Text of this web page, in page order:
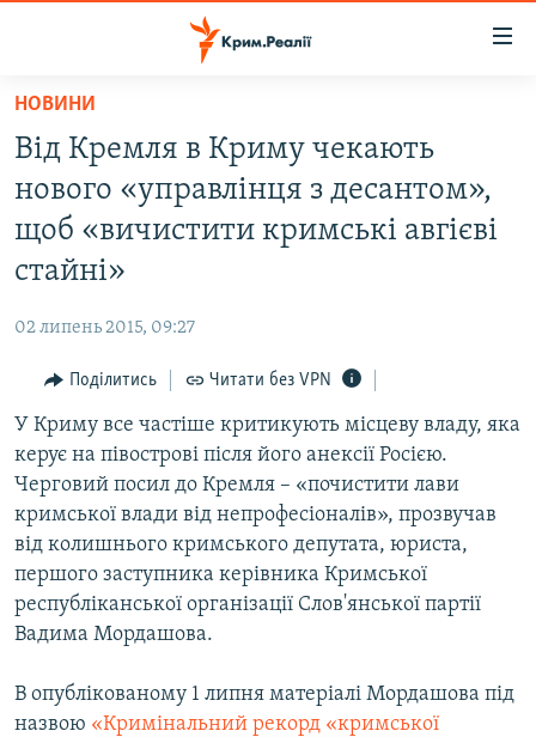
Перейти
основного
матеріалу
Перейти
до
основної
Перейти
пошуку
ВОДА.КРИМ
ВІДЕО ТА ФОТО
ПОЛІТИКА
ІНТЕРВ'Ю
ВСЕ ЗА ДЕНЬ
СПЕЦПРОЕКТИ
ДЕПОРТАЦІЯ
ВІДЕОУРОКИ «ELIFBE»
СВІДЧЕННЯ ОКУПАЦІЇ
УКРАЇНСЬКА ПРОБЛЕМА КРИМУ
ІНФОГРАФІКА
ЯК ОБІЙТИ БЛОКУВАННЯ
Русский
Qırımtatar
ДОЛУЧАЙСЯ!
НОВИНИ
Від Кремля в Криму чекають
нового «управлінця з десантом»,
щоб «вичистити кримські авгієві
стайні»
02 липень 2015, 09:27
Поділитись Читати без VPN
У Криму все частіше критикують місцеву владу, яка
керує на півострові після його анексії Росією.
Черговий посил до Кремля – «почистити лави
кримської влади від непрофесіоналів», прозвучав
від колишнього кримського депутата, юриста,
першого заступника керівника Кримської
республіканської організації Слов'янської партії
Вадима Мордашова.
В опублікованому 1 липня матеріалі Мордашова під
назвою «Кримінальний рекорд «кримської